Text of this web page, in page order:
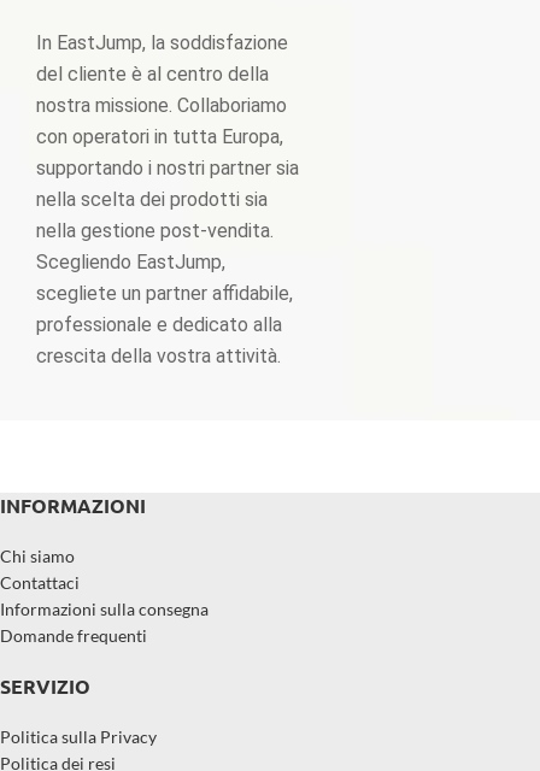
In EastJump, la soddisfazione
del cliente è al centro della
nostra missione. Collaboriamo
con operatori in tutta Europa,
supportando i nostri partner sia
nella scelta dei prodotti sia
nella gestione post-vendita.
Scegliendo EastJump,
scegliete un partner affidabile,
professionale e dedicato alla
crescita della vostra attività.
INFORMAZIONI
Chi siamo
Contattaci
Informazioni sulla consegna
Domande frequenti
SERVIZIO
Politica sulla Privacy
Politica dei resi